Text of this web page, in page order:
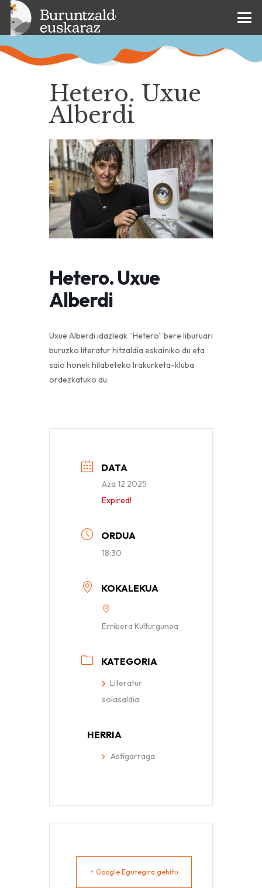
Hetero. Uxue
Alberdi
Hetero. Uxue
Alberdi
Uxue Alberdi idazleak “Hetero” bere liburuari
buruzko literatur hitzaldia eskainiko du eta
saio honek hilabeteko Irakurketa-kluba
ordezkatuko du.
DATA
Aza 12 2025
Expired!
ORDUA
18:30
KOKALEKUA
Erribera Kulturgunea
KATEGORIA
Literatur
solasaldia
HERRIA
Astigarraga
+ Google Egutegira gehitu